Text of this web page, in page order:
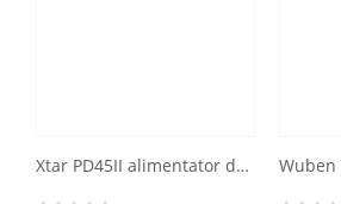
Xtar PD45II alimentator de 45W cu port USB tip C